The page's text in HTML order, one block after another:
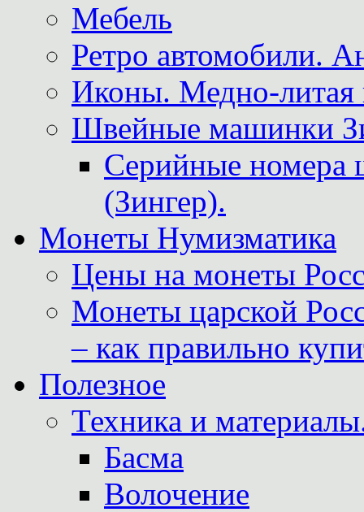
Мебель
Ретро автомобили.
Иконы. Медно-литая
Швейные машинки
Серийные
(Зингер).
Монеты Нумизматика
Цены на монеты
Монеты царской
– как правильно
Полезное
Техника и
Басма
Волочение